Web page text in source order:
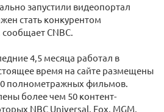
запустили видеопортал
стать конкурентом
CNBC.
4,5 месяца работал в
время на сайте размещены
полнометражных фильмов.
более чем 50 контент-
NBC Universal, Fox, MGM,